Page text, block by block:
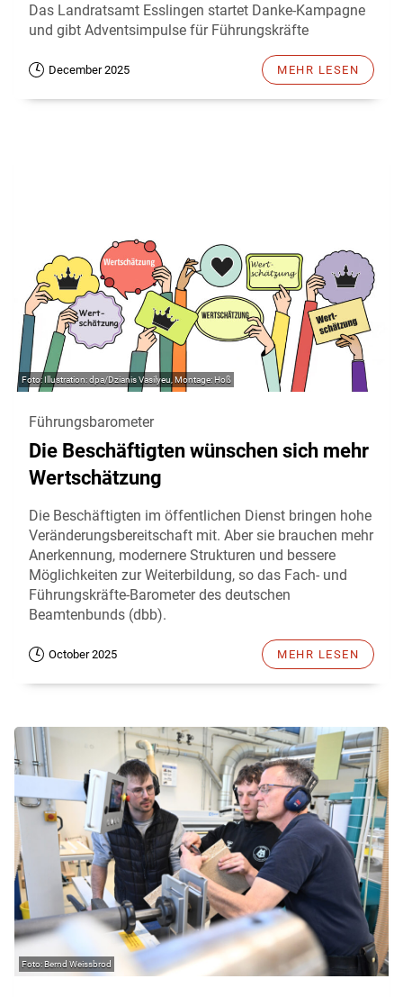
Das Landratsamt Esslingen startet Danke-Kampagne
und gibt Adventsimpulse für Führungskräfte
December 2025 MEHR LESEN
Illustration: dpa/Dzianis Vasilyeu, Montage: Hoß
Führungsbarometer
Die Beschäftigten wünschen sich mehr
Wertschätzung
Die Beschäftigten im öffentlichen Dienst bringen hohe
Veränderungsbereitschaft mit. Aber sie brauchen mehr
Anerkennung, modernere Strukturen und bessere
Möglichkeiten zur Weiterbildung, so das Fach- und
Führungskräfte-Barometer des deutschen
Beamtenbunds (dbb).
October 2025 MEHR LESEN
Bernd Weissbrod